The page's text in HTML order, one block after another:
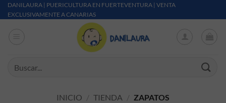
Saltar al contenido
DANILAURA | PUERICULTURA EN FUERTEVENTURA | VENTA
EXCLUSIVAMENTE A CANARIAS
INICIO / TIENDA / ZAPATOS